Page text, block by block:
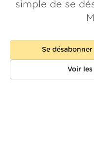
simple de se
Se
Voir les